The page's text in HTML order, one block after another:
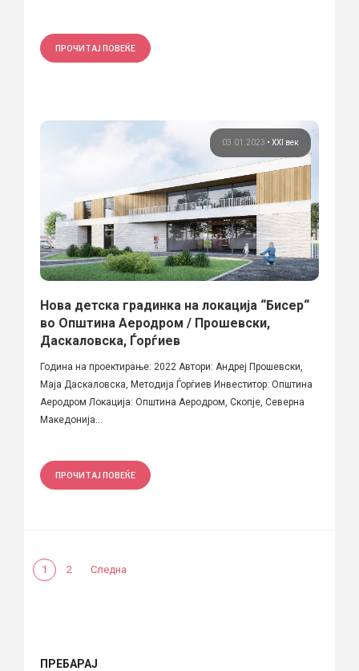
ПРОЧИТАЈ ПОВЕЌЕ
03.01.2023 • XXI век
Нова детска градинка на локација “Бисер“
во Општина Аеродром / Прошевски,
Даскаловска, Ѓорѓиев
Година на проектирање: 2022 Автори: Андреј Прошевски,
Маја Даскаловска, Методија Ѓорѓиев Инвеститор: Општина
Аеродром Локација: Општина Аеродром, Скопје, Северна
Македонија...
ПРОЧИТАЈ ПОВЕЌЕ
1 2 Следна
ПРЕБАРАЈ